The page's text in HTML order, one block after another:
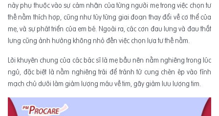
này phụ thuộc vào sự cảm nhận của từng người mẹ trong việc chọn tư
thế nằm thích hợp, cũng như tùy từng giai đoạn thay đổi về cơ thể của
mẹ, và sự phát triển của em bé. Ngoài ra, các cơn đau lưng và đau thắt
lưng cũng ảnh hưởng không nhỏ đến việc chọn lựa tư thế nằm.
Lời khuyên chung của các bác sĩ là mẹ bầu nên nằm nghiêng trong lúc
ngủ, đặc biệt là nằm nghiêng trái để tránh tử cung chèn ép vào tĩnh
mạch chủ dưới làm giảm lượng máu về tim, gây giảm lưu lượng tim.